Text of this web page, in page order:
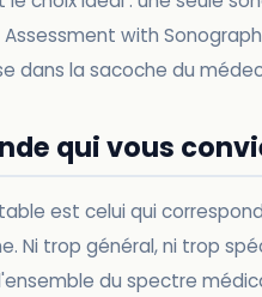
with
dans la sacoche du
qui vous
est celui qui
Ni trop général, ni trop
du spectre